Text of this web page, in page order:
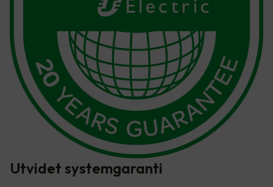
Utvidet systemgaranti